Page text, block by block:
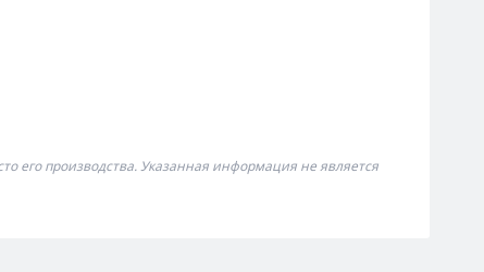
его производства. Указанная информация не является